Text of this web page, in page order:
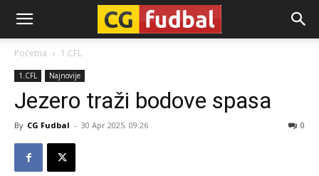
CG-
Fudbal
Početna 1.CFL
1.CFL Najnovije
Jezero traži bodove spasa
By CG Fudbal - 30 Apr 2025. 09:26 0